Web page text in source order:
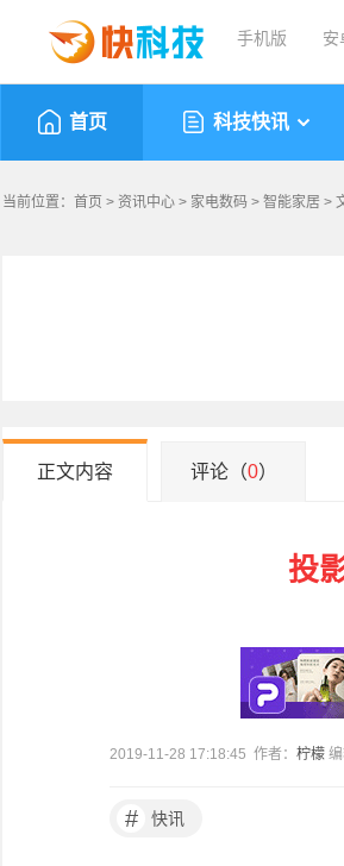
手机版 安
首页 科技快讯
当前位置： 首页 > 资讯中心 > 家电数码 > 智能家居 >
正文内容 评论（0）
投
2019-11-28 17:18:45 作者： 柠檬
# 快讯